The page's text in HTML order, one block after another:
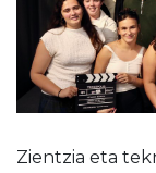
Zientzia eta